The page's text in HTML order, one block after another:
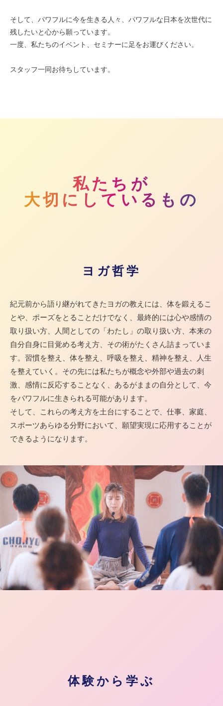
そして、パワフルに今を生きる人々、パワフルな日本を次世代に
残したいと心から願っています。
一度、私たちのイベント、セミナーに足をお運びください。
スタッフ一同お待ちしています。
私たちが
大切にしているもの
ヨガ哲学
紀元前から語り継がれてきたヨガの教えには、体を鍛えるこ
とや、ポーズをとることだけでなく、最終的には心や感情の
取り扱い方、人間としての「わたし」の取り扱い方、本来の
自分自身に目覚める考え方、その術がたくさん詰まっていま
す。習慣を整え、体を整え、呼吸を整え、精神を整え、人生
を整えていく。その先には私たちが概念や外部や過去の刺
激、感情に反応することなく、あるがままの自分として、今
をパワフルに生きられる可能があります。
そして、これらの考え方を土台にすることで、仕事、家庭、
スポーツあらゆる分野において、願望実現に応用することが
できるようになります。
体験から学ぶ